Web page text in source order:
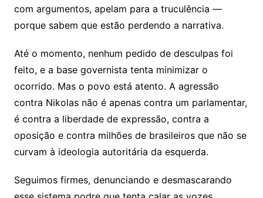
com argumentos, apelam para a truculência —
porque sabem que estão perdendo a narrativa.
Até o momento, nenhum pedido de desculpas foi
feito, e a base governista tenta minimizar o
ocorrido. Mas o povo está atento. A agressão
contra Nikolas não é apenas contra um parlamentar,
é contra a liberdade de expressão, contra a
oposição e contra milhões de brasileiros que não se
curvam à ideologia autoritária da esquerda.
Seguimos firmes, denunciando e desmascarando